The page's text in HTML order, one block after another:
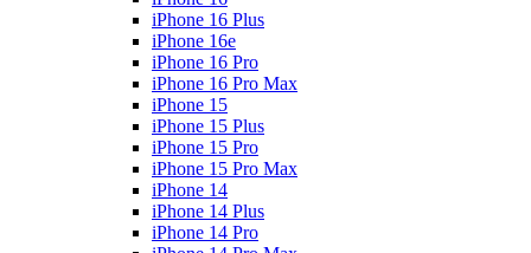
iPhone 16 Plus
iPhone 16e
iPhone 16 Pro
iPhone 16 Pro Max
iPhone 15
iPhone 15 Plus
iPhone 15 Pro
iPhone 15 Pro Max
iPhone 14
iPhone 14 Plus
iPhone 14 Pro